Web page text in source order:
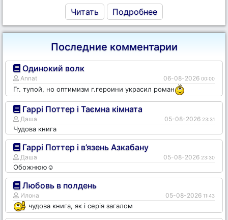
Читать Подробнее
Последние комментарии
Одинокий волк
Annat 06-08-2026 00:00
Гг. тупой, но оптимизм г.героини украсил роман
Гаррі Поттер і Таємна кімната
Даша 05-08-2026 23:31
Чудова книга
Гаррі Поттер і в’язень Азкабану
Даша 05-08-2026 23:30
Обожнюю☺️
Любовь в полдень
Илона 05-08-2026 11:43
чудова книга, як і серія загалом